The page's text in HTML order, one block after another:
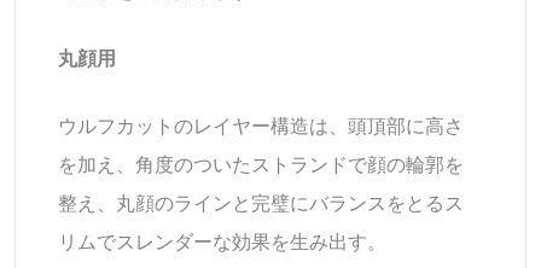
丸顔用
ウルフカットのレイヤー構造は、頭頂部に高さ
を加え、角度のついたストランドで顔の輪郭を
整え、丸顔のラインと完璧にバランスをとるス
リムでスレンダーな効果を生み出す。